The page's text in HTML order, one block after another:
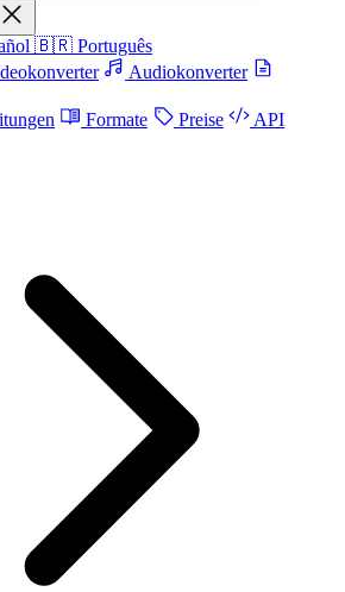
🇧🇷 Português
Audiokonverter
Formate Preise
API